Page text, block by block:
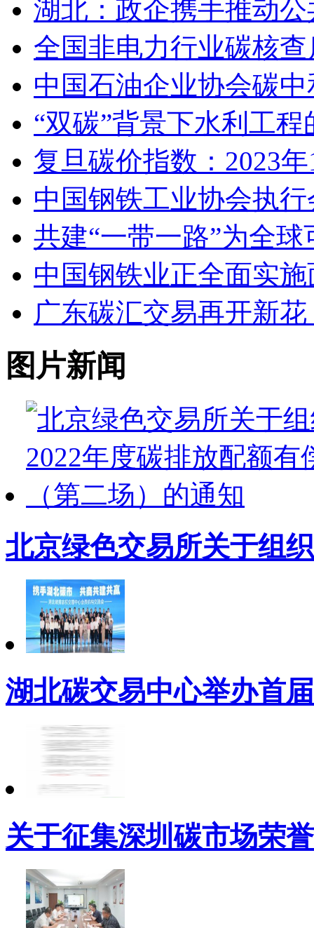
湖北：政企携手推动
全国非电力行业碳核
中国石油企业协会碳
“双碳”背景下水利工
复旦碳价指数：2023
中国钢铁工业协会执
共建“一带一路”为全
中国钢铁业正全面实
广东碳汇交易再开新
图片新闻
北京绿色交易所关于组
湖北碳交易中心举办首
关于征集深圳碳市场荣